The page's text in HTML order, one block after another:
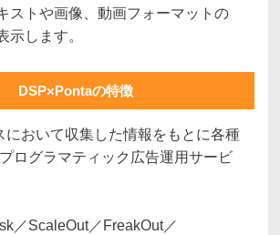
ストや画像、動画フォーマットの
示します。
DSP×Pontaの特徴
において収集した情報をもとに各種
ログラマティック広告運用サービ
／ScaleOut／FreakOut／